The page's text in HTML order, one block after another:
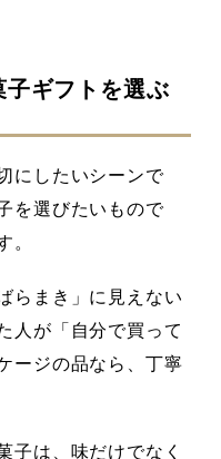
ギフトを選ぶ
にしたいシーンで
を選びたいもので
。
らまき」に見えない
人が「自分で買って
ージの品なら、丁寧
子は、味だけでなく